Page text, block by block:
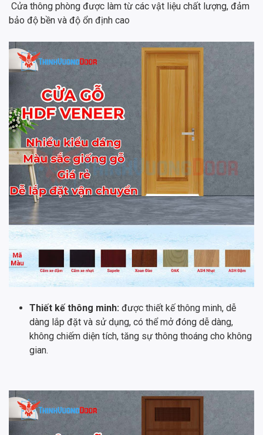
Cửa thông phòng được làm từ các vật liệu chất lượng, đảm
bảo độ bền và độ ổn định cao
Thiết kế thông minh: được thiết kế thông minh, dễ
dàng lắp đặt và sử dụng, có thể mở đóng dễ dàng,
không chiếm diện tích, tăng sự thông thoáng cho không
gian.